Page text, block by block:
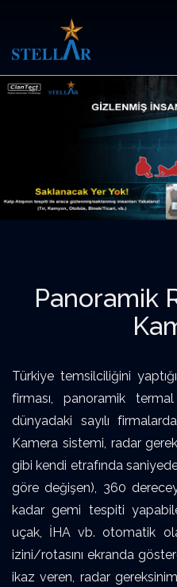
Panoramik
Türkiye temsilciliğini
firması, panoramik
dünyadaki sayılı
Kamera sistemi, radar
gibi kendi etrafında
göre değişen), 360
kadar gemi tespiti
uçak, İHA vb. otomatik
izini/rotasını ekranda
ikaz veren, radar